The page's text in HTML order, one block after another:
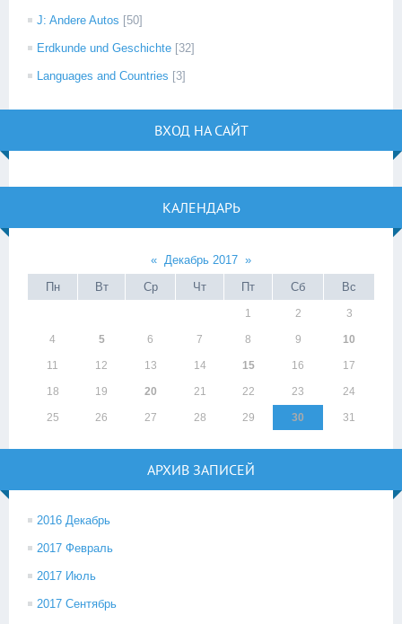
J: Andere Autos [50]
Erdkunde und Geschichte [32]
Languages and Countries [3]
ВХОД НА САЙТ
КАЛЕНДАРЬ
« Декабрь 2017 »
Пн
Вт Ср Чт Пт Сб Вс
1 2 3
4 5 6 7 8 9 10
11 12 13 14 15 16 17
18 19 20 21 22 23 24
25 26 27 28 29 30 31
АРХИВ ЗАПИСЕЙ
2016 Декабрь
2017 Февраль
2017 Июль
2017 Сентябрь